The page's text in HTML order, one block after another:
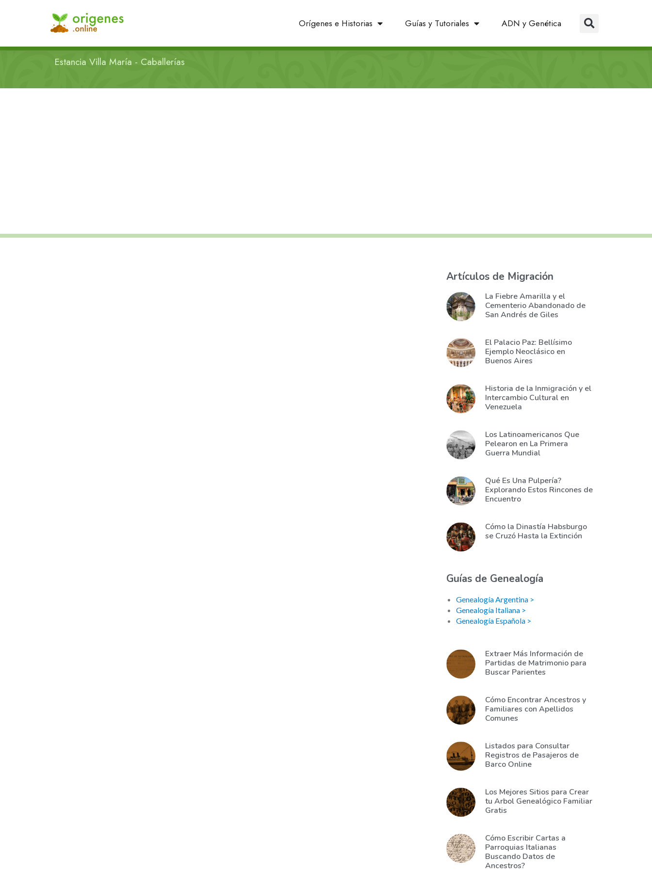
Orígenes e Historias Guías y Tutoriales ADN y Genética
Estancia Villa María - Caballerías
Artículos de Migración
La Fiebre Amarilla y el
Cementerio Abandonado de
San Andrés de Giles
El Palacio Paz: Bellísimo
Ejemplo Neoclásico en
Buenos Aires
Historia de la Inmigración y el
Intercambio Cultural en
Venezuela
Los Latinoamericanos Que
Pelearon en La Primera
Guerra Mundial
Qué Es Una Pulpería?
Explorando Estos Rincones de
Encuentro
Cómo la Dinastía Habsburgo
se Cruzó Hasta la Extinción
Guías de Genealogía
Genealogía Argentina >
Genealogía Italiana >
Genealogía Española >
Extraer Más Información de
Partidas de Matrimonio para
Buscar Parientes
Cómo Encontrar Ancestros y
Familiares con Apellidos
Comunes
Listados para Consultar
Registros de Pasajeros de
Barco Online
Los Mejores Sitios para Crear
tu Arbol Genealógico Familiar
Gratis
Cómo Escribir Cartas a
Parroquias Italianas
Buscando Datos de
Ancestros?